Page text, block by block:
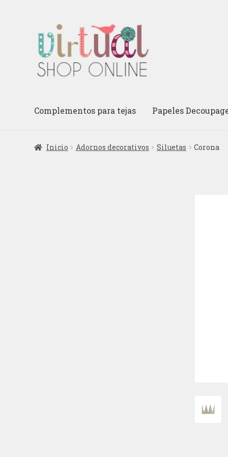
la
navegación
al
contenido
Complementos para tejas Papeles
Inicio Adornos decorativos Siluetas Corona